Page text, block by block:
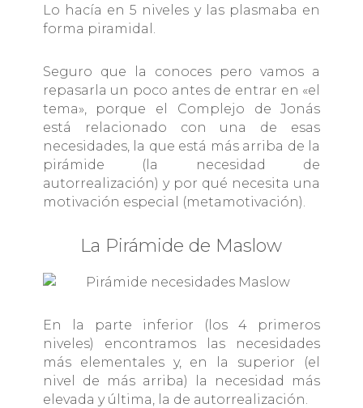
Lo hacía en 5 niveles y las plasmaba en
forma piramidal.
Seguro que la conoces pero vamos a
repasarla un poco antes de entrar en «el
tema», porque el Complejo de Jonás
está relacionado con una de esas
necesidades, la que está más arriba de la
pirámide (la necesidad de
autorrealización) y por qué necesita una
motivación especial (metamotivación).
La Pirámide de Maslow
En la parte inferior (los 4 primeros
niveles) encontramos las necesidades
más elementales y, en la superior (el
nivel de más arriba) la necesidad más
elevada y última, la de autorrealización.